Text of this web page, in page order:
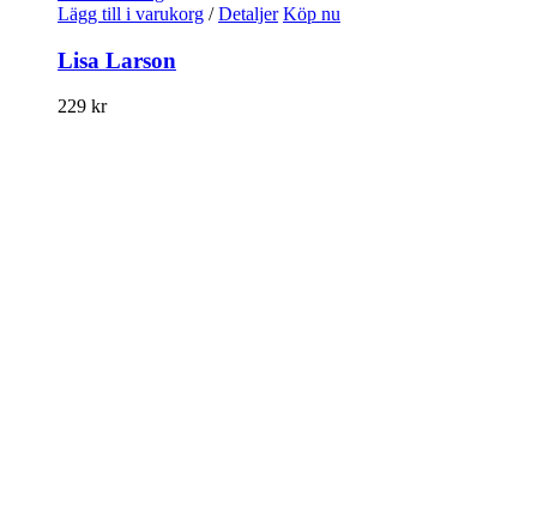
Lägg till i varukorg / Detaljer Köp nu
Lisa Larson
229 kr